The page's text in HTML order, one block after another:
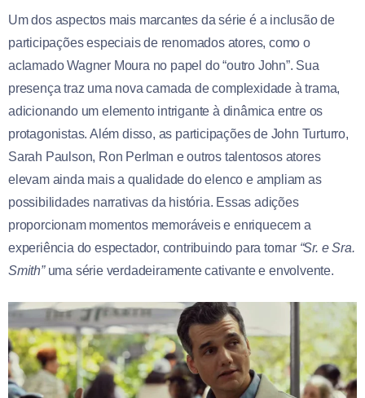
Um dos aspectos mais marcantes da série é a inclusão de
participações especiais de renomados atores, como o
aclamado Wagner Moura no papel do “outro John”. Sua
presença traz uma nova camada de complexidade à trama,
adicionando um elemento intrigante à dinâmica entre os
protagonistas. Além disso, as participações de John Turturro,
Sarah Paulson, Ron Perlman e outros talentosos atores
elevam ainda mais a qualidade do elenco e ampliam as
possibilidades narrativas da história. Essas adições
proporcionam momentos memoráveis e enriquecem a
experiência do espectador, contribuindo para tornar “Sr. e Sra.
Smith”uma série verdadeiramente cativante e envolvente.